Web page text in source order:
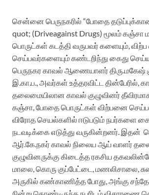
சென்னை பெருநகரில் “போதை
quot; (Driveagainst Drugs) மூலம் கஞ்சா
பொருட்கள் கடத்தி வருபவர் களையும்,
செய்பவர்களையும் கண்டறிந்து கைது
பெருநகர காவல் ஆணையாளர் திரு.மகேஷ்
இ.கா.ப., அவர்கள் உத்தரவிட்ட
தலைமையிலான காவல் குழுவினர்
கஞ்சா, போதை பொருட்கள் விற்பனை
விரோத செயல்களில் ஈடுபடும் நபர்களை
நடவடிக்கை எடுத்து வருகின்றனர். இதன்
ஆர்.கே.நகர் காவல் நிலைய ஆய் வாளர்
குழுவினருக்கு கிடைத்த ரகசிய
மாலை, கொரு குப்பேட்டை, மணலிசாலை,
அருகில் கண்காணித்த போது, அங்கு